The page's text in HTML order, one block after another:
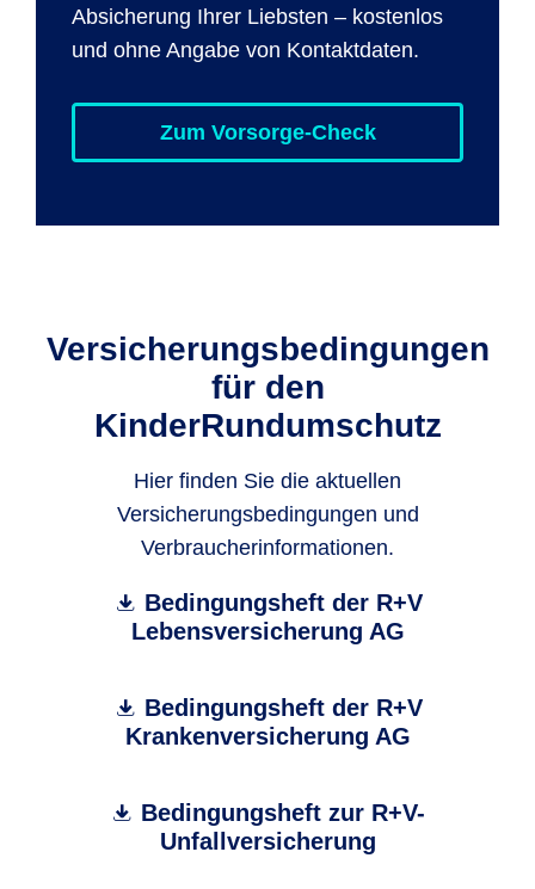
Absicherung Ihrer Liebsten – kostenlos
und ohne Angabe von Kontaktdaten.
Zum Vorsorge-Check
Versicherungsbedingungen
für den
KinderRundumschutz
Hier finden Sie die aktuellen
Versicherungsbedingungen und
Verbraucherinformationen.
Bedingungsheft der R+V
Lebensversicherung AG
Bedingungsheft der R+V
Krankenversicherung AG
Bedingungsheft zur R+V-
Unfallversicherung